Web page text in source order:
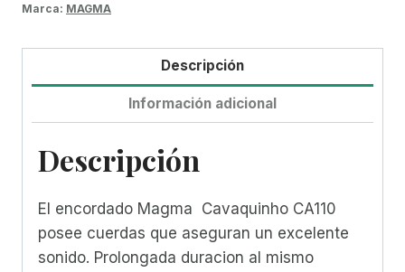
Marca: MAGMA
Descripción
Información adicional
Descripción
El encordado Magma Cavaquinho CA110
posee cuerdas que aseguran un excelente
sonido. Prolongada duracion al mismo